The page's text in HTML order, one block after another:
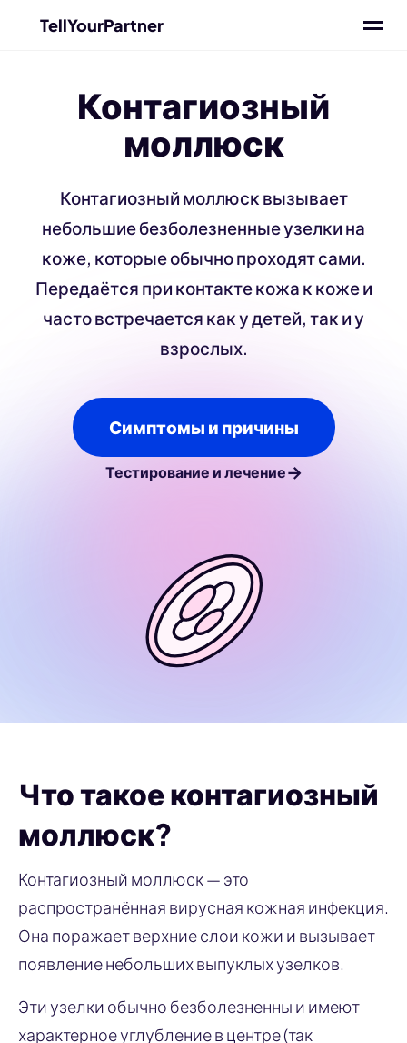
TellYourPartner
Контагиозный
моллюск
Контагиозный моллюск вызывает
небольшие безболезненные узелки на
коже, которые обычно проходят сами.
Передаётся при контакте кожа к коже и
часто встречается как у детей, так и у
взрослых.
Симптомы и причины
Тестирование и лечение→
Что такое контагиозный
моллюск?
Контагиозный моллюск — это
распространённая вирусная кожная инфекция.
Она поражает верхние слои кожи и вызывает
появление небольших выпуклых узелков.
Эти узелки обычно безболезненны и имеют
характерное углубление в центре (так